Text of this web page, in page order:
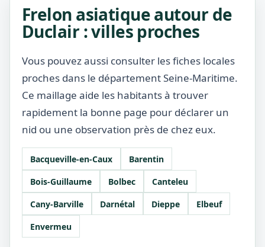
Frelon asiatique autour de
Duclair : villes proches
Vous pouvez aussi consulter les fiches locales
proches dans le département Seine-Maritime.
Ce maillage aide les habitants à trouver
rapidement la bonne page pour déclarer un
nid ou une observation près de chez eux.
Bacqueville-en-Caux
Barentin
Bois-Guillaume
Bolbec
Canteleu
Cany-Barville
Darnétal Dieppe
Elbeuf
Envermeu